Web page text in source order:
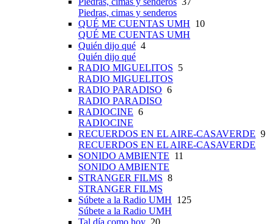
Piedras, cimas y senderos
QUÉ ME CUENTAS UMH 10
QUÉ ME CUENTAS UMH
Quién dijo qué 4
Quién dijo qué
RADIO MIGUELITOS 5
RADIO MIGUELITOS
RADIO PARADISO 6
RADIO PARADISO
RADIOCINE 6
RADIOCINE
RECUERDOS EN EL AIRE-CASAVERDE 9
RECUERDOS EN EL AIRE-CASAVERDE
SONIDO AMBIENTE 11
SONIDO AMBIENTE
STRANGER FILMS 8
STRANGER FILMS
Súbete a la Radio UMH 125
Súbete a la Radio UMH